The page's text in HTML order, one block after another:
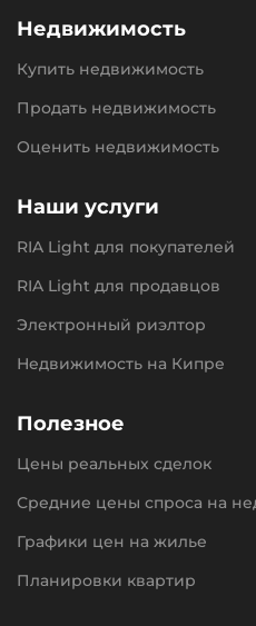
Недвижимость
Купить недвижимость
Продать недвижимость
Оценить недвижимость
Наши услуги
RIA Light для покупателей
RIA Light для продавцов
Электронный риэлтор
Недвижимость на Кипре
Полезное
Цены реальных сделок
Средние цены спроса на
Графики цен на жилье
Планировки квартир